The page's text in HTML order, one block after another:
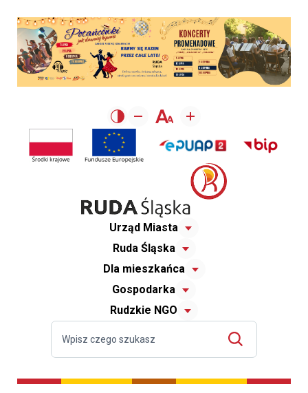
Urząd Miasta
Ruda Śląska
Dla mieszkańca
Gospodarka
Rudzkie NGO